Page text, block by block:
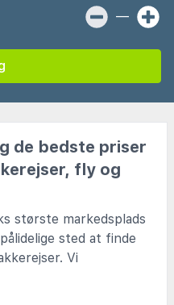
—
de bedste priser
fly og
største markedsplads
sted at finde
Vi
millioner af